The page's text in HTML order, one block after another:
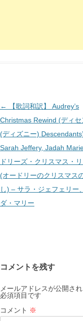
投
稿
ナ
ビ
ゲ
ー
シ
ョ
←
【歌詞和訳】 Audrey’s
Christmas Rewind (ディセ
(ディズニー)
Sarah Jeffery, Jadah
ドリーズ・クリスマス・
(オードリーのクリスマス
し) – サラ・ジェフェリー
ダ・マリー
コメントを残す
メールアドレスが公開さ
必須項目です
コメント ※